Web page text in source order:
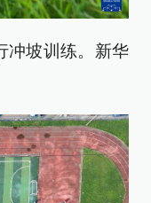
冲坡训练。新华